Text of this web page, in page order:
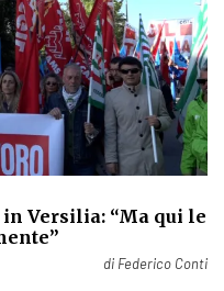
Versilia: “Ma qui le
di Federico Conti